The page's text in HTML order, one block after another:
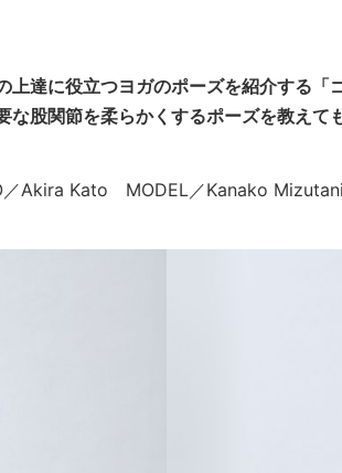
上達に役立つヨガのポーズを紹介する「
股関節を柔らかくするポーズを教えて
Akira Kato MODEL／Kanako Mizutani